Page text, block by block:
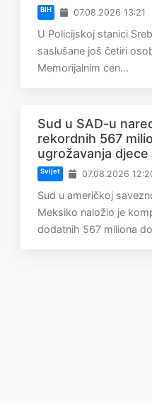
BiH 07.08.2026 13:21
U Policijskoj stanici
saslušane još četiri
Memorijalnim cen...
Sud u SAD-u
rekordnih 567
ugrožavanja
Svijet 07.08.2026
Sud u američkoj
Meksiko naložio je
dodatnih 567 miliona